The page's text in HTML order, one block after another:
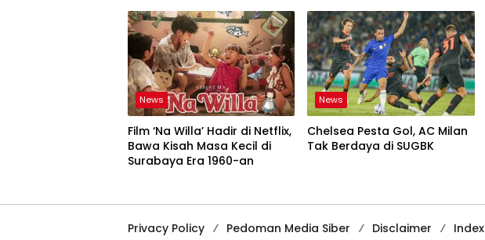
News
Film ‘Na Willa’ Hadir di Netflix,
Bawa Kisah Masa Kecil di
Surabaya Era 1960-an
News
Chelsea Pesta Gol, AC Milan
Tak Berdaya di SUGBK
Privacy Policy Pedoman Media Siber Disclaimer Index